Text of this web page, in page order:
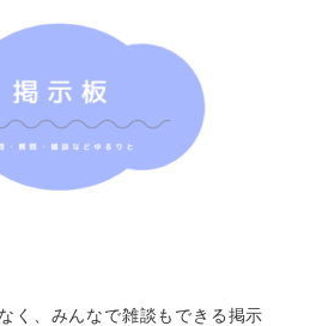
く、みんなで雑談もできる掲示